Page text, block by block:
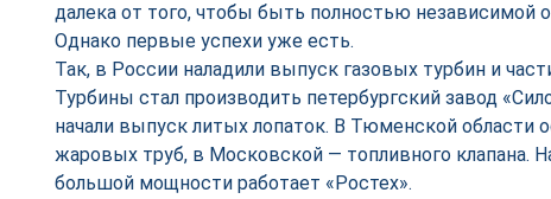
далека от того, чтобы быть полностью независимой
Однако первые успехи уже есть.
Так, в России наладили выпуск газовых турбин и
Турбины стал производить петербургский завод
начали выпуск литых лопаток. В Тюменской области
жаровых труб, в Московской — топливного клапана.
большой мощности работает «Ростех».